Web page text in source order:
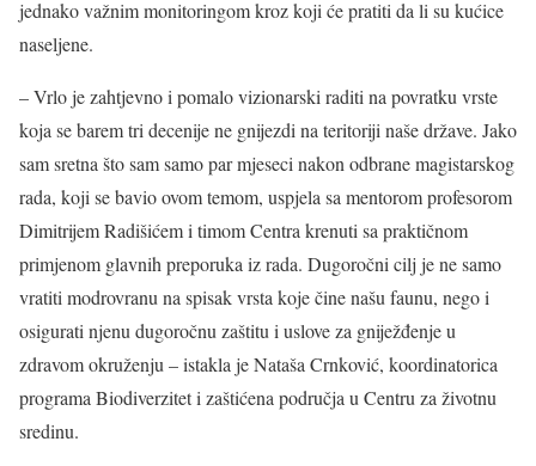
jednako važnim monitoringom kroz koji će pratiti da li su kućice
naseljene.
– Vrlo je zahtjevno i pomalo vizionarski raditi na povratku vrste
koja se barem tri decenije ne gnijezdi na teritoriji naše države. Jako
sam sretna što sam samo par mjeseci nakon odbrane magistarskog
rada, koji se bavio ovom temom, uspjela sa mentorom profesorom
Dimitrijem Radišićem i timom Centra krenuti sa praktičnom
primjenom glavnih preporuka iz rada. Dugoročni cilj je ne samo
vratiti modrovranu na spisak vrsta koje čine našu faunu, nego i
osigurati njenu dugoročnu zaštitu i uslove za gniježđenje u
zdravom okruženju – istakla je Nataša Crnković, koordinatorica
programa Biodiverzitet i zaštićena područja u Centru za životnu
sredinu.